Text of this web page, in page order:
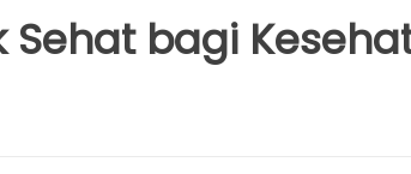
bagi